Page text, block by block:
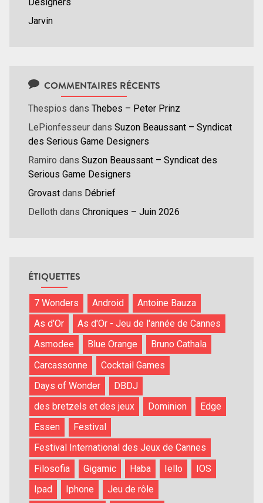
Jarvin
COMMENTAIRES RÉCENTS
Thespios dans Thebes – Peter Prinz
LePionfesseur dans Suzon Beaussant – Syndicat
des Serious Game Designers
Ramiro dans Suzon Beaussant – Syndicat des
Serious Game Designers
Grovast dans Débrief
Delloth dans Chroniques – Juin 2026
ÉTIQUETTES
7 Wonders Android
Antoine Bauza
As d'Or
As d'Or - Jeu de l'année de Cannes
Asmodee
Blue Orange
Bruno Cathala
Carcassonne
Cocktail Games
Days of Wonder
DBDJ
des bretzels et des jeux
Dominion
Edge
Essen
Festival
Festival International des Jeux de Cannes
Filosofia
Gigamic Haba Iello
IOS
Ipad
Iphone
Jeu de rôle